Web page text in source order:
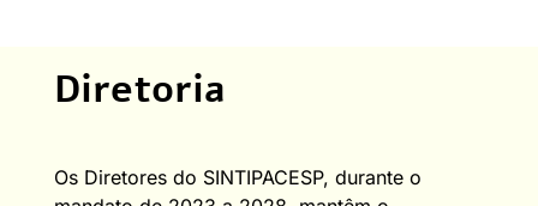
Diretoria
Os Diretores do SINTIPACESP, durante o